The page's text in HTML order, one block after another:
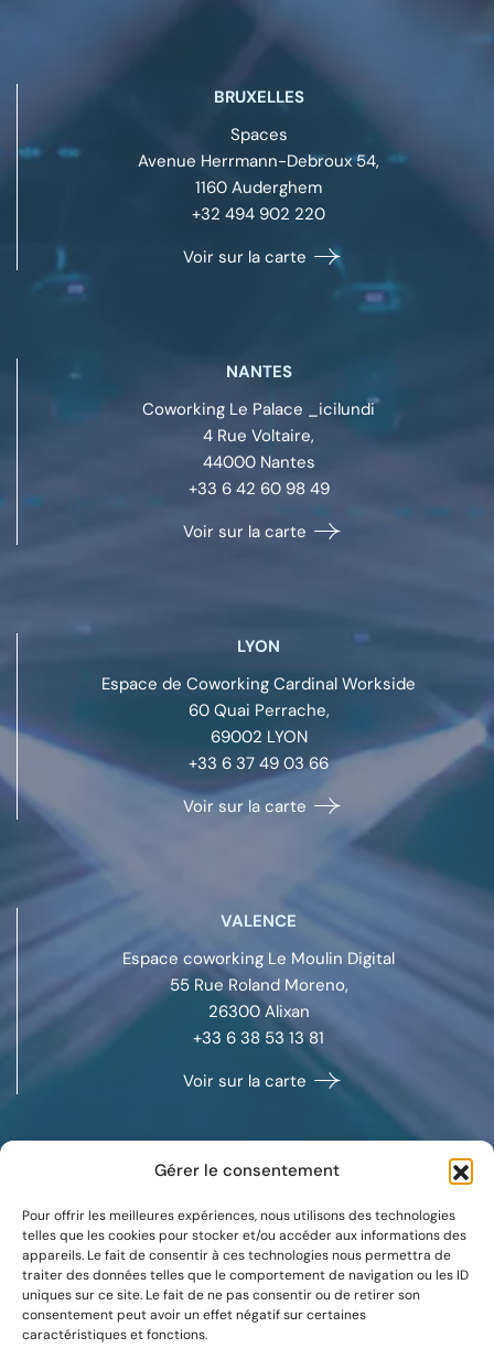
Gérer le consentement
Pour offrir les meilleures expériences, nous utilisons des technologies
telles que les cookies pour stocker et/ou accéder aux informations des
appareils. Le fait de consentir à ces technologies nous permettra de
traiter des données telles que le comportement de navigation ou les ID
uniques sur ce site. Le fait de ne pas consentir ou de retirer son
consentement peut avoir un effet négatif sur certaines
caractéristiques et fonctions.
BRUXELLES
Spaces
Avenue Herrmann-Debroux 54,
1160 Auderghem
+32 494 902 220
Voir sur la carte
NANTES
Coworking Le Palace _icilundi
4 Rue Voltaire,
44000 Nantes
+33 6 42 60 98 49
Voir sur la carte
LYON
Espace de Coworking Cardinal Workside
60 Quai Perrache,
69002 LYON
+33 6 37 49 03 66
Voir sur la carte
VALENCE
Espace coworking Le Moulin Digital
55 Rue Roland Moreno,
26300 Alixan
+33 6 38 53 13 81
Voir sur la carte
Space Coworking
132 boulevard Michelet,
13008 Marseille
+33 7 88 37 09 59